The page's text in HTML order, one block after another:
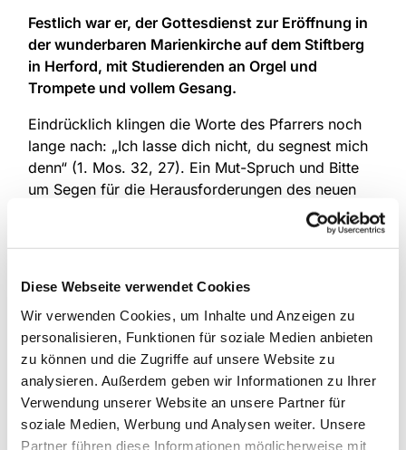
Diese Webseite verwendet Cookies
Wir verwenden Cookies, um Inhalte und Anzeigen zu
personalisieren, Funktionen für soziale Medien anbieten
zu können und die Zugriffe auf unsere Website zu
analysieren. Außerdem geben wir Informationen zu Ihrer
Verwendung unserer Website an unsere Partner für
soziale Medien, Werbung und Analysen weiter. Unsere
Partner führen diese Informationen möglicherweise mit
Festlich war er, der Gottesdienst zur Eröffnung in
der wunderbaren Marienkirche auf dem Stiftberg
in Herford, mit Studierenden an Orgel und
Trompete und vollem Gesang.
Eindrücklich klingen die Worte des Pfarrers noch
lange nach: „Ich lasse dich nicht, du segnest mich
denn“ (1. Mos. 32, 27). Ein Mut-Spruch und Bitte
um Segen für die Herausforderungen des neuen
Semesters, des Abschieds, des Aufbruchs nach
zur Hochschule: zur Begrüßung der neuen
Studierenden Daria Burlak, Eun Sook Kim und
André Hummel und zum Seminar.
Die Aula war gut gefüllt mit 80
Personen: Studierende (aus Herford und Witten),
Dozierende und Gäste. Davon 50 mit
Blechblasinstrumenten in Erwartung des Referenten